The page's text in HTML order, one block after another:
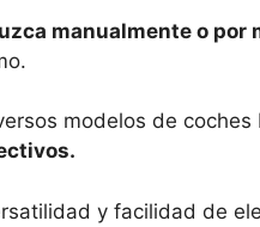
manualmente o por
modelos de
y facilidad de